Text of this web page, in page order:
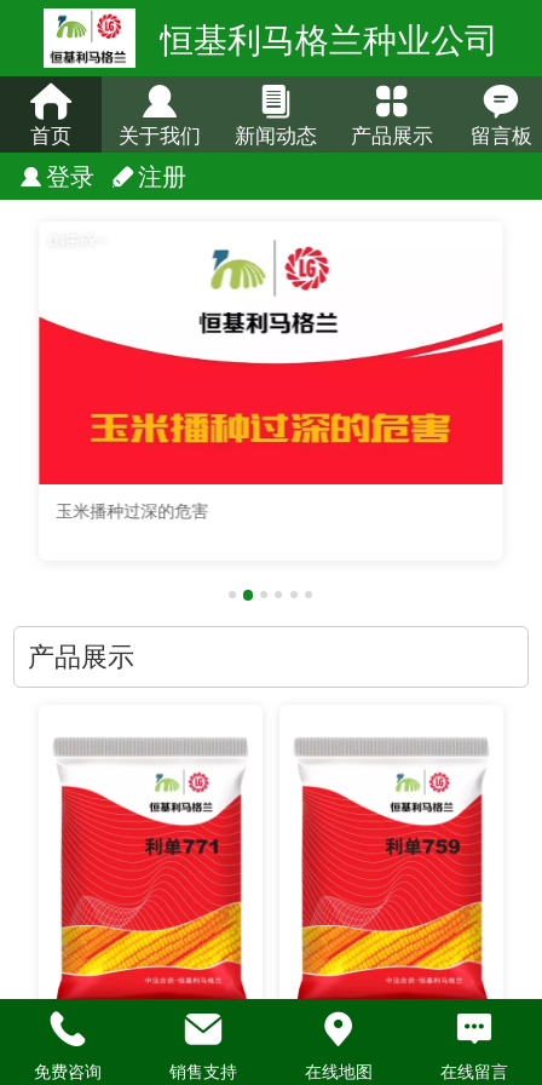
恒基利马格兰种业公司
首页 关于我们 新闻动态 产品展示 留言板
登录 注册
播种过深的危害
产品展示
免费咨询 销售支持 在线地图 在线留言